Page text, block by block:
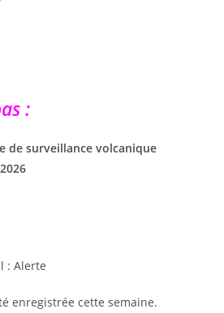
:
de surveillance volcanique
: Alerte
enregistrée cette semaine.